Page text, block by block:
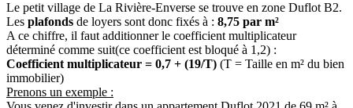
Le petit village de La Rivière-Enverse se trouve en zone Duflot B2.
Les plafonds de loyers sont donc fixés à : 8,75 par m²
A ce chiffre, il faut additionner le coefficient multiplicateur
déterminé comme suit(ce coefficient est bloqué à 1,2) :
Coefficient multiplicateur = 0,7 + (19/T) (T = Taille en m² du bien
immobilier)
Prenons un exemple :